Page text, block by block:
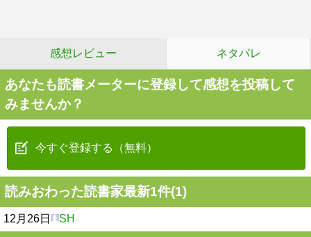
感想レビュー ネタバレ
あなたも読書メーターに登録して感想を投稿して
みませんか？
今すぐ登録する（無料）
読みおわった読書家最新1件(1)
12月26日 SH